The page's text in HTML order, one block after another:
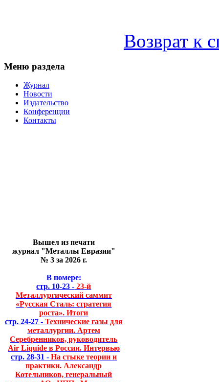
Возврат к
Меню раздела
Журнал
Новости
Издательство
Конференции
Контакты
Вышел из печати
журнал "Металлы Евразии"
№ 3 за 2026 г.
В номере:
стр. 10-23 - 23-й
Металлургический саммит
«Русская Сталь: стратегия
роста». Итоги
стр. 24-27 - Технические газы для
металлургии. Артем
Серебренников, руководитель
Air Liquide в России. Интервью
стр. 28-31 - На стыке теории и
практики. Александр
Котельников, генеральный